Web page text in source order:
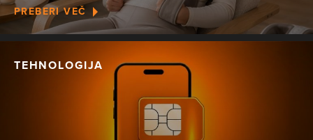
PREBERI VEČ
TEHNOLOGIJA